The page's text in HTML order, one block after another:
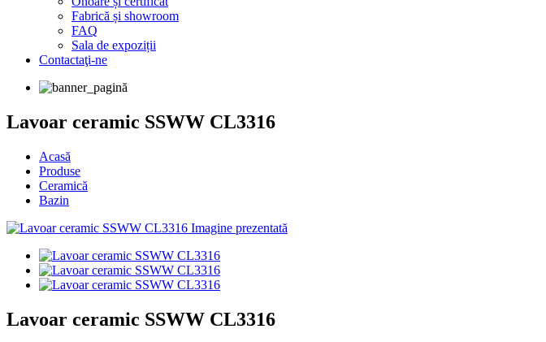
Fabrică și showroom
FAQ
Sala de expoziții
Contactaţi-ne
Lavoar ceramic SSWW CL3316
Acasă
Produse
Ceramică
Bazin
Lavoar ceramic SSWW CL3316